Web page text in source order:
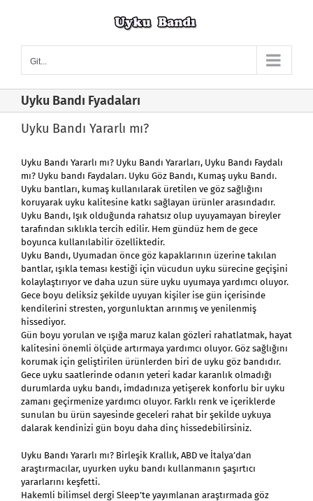
Git...
Uyku Bandı Fyadaları
Uyku Bandı Yararlı mı?
Uyku Bandı Yararlı mı? Uyku Bandı Yararları, Uyku Bandı Faydalı
mı? Uyku bandı Faydaları. Uyku Göz Bandı, Kumaş uyku Bandı.
Uyku bantları, kumaş kullanılarak üretilen ve göz sağlığını
koruyarak uyku kalitesine katkı sağlayan ürünler arasındadır.
Uyku Bandı, Işık olduğunda rahatsız olup uyuyamayan bireyler
tarafından sıklıkla tercih edilir. Hem gündüz hem de gece
boyunca kullanılabilir özelliktedir.
Uyku Bandı, Uyumadan önce göz kapaklarının üzerine takılan
bantlar, ışıkla teması kestiği için vücudun uyku sürecine geçişini
kolaylaştırıyor ve daha uzun süre uyku uyumaya yardımcı oluyor.
Gece boyu deliksiz şekilde uyuyan kişiler ise gün içerisinde
kendilerini stresten, yorgunluktan arınmış ve yenilenmiş
hissediyor.
Gün boyu yorulan ve ışığa maruz kalan gözleri rahatlatmak, hayat
kalitesini önemli ölçüde artırmaya yardımcı oluyor. Göz sağlığını
korumak için geliştirilen ürünlerden biri de uyku göz bandıdır.
Gece uyku saatlerinde odanın yeteri kadar karanlık olmadığı
durumlarda uyku bandı, imdadınıza yetişerek konforlu bir uyku
zamanı geçirmenize yardımcı oluyor. Farklı renk ve içeriklerde
sunulan bu ürün sayesinde geceleri rahat bir şekilde uykuya
dalarak kendinizi gün boyu daha dinç hissedebilirsiniz.
Uyku Bandı Yararlı mı? Birleşik Krallık, ABD ve İtalya’dan
araştırmacılar, uyurken uyku bandı kullanmanın şaşırtıcı
yararlarını keşfetti.
Hakemli bilimsel dergi Sleep’te yayımlanan araştırmada göz